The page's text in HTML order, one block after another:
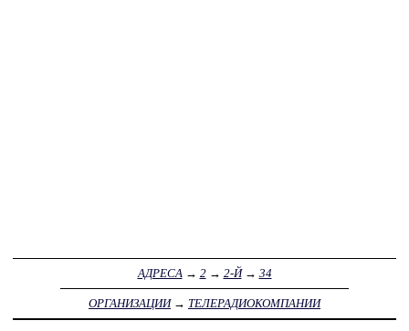
АДРЕСА→ 2→ 2-Й→ 34
ОРГАНИЗАЦИИ→ ТЕЛЕРАДИОКОМПАНИИ